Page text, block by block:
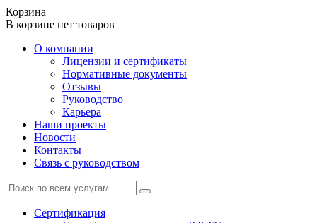
Корзина
В корзине нет товаров
О компании
Лицензии и сертификаты
Нормативные документы
Отзывы
Руководство
Карьера
Наши проекты
Новости
Контакты
Связь с руководством
Сертификация